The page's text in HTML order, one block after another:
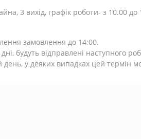
3 вихід, графік роботи- з 10.00 до
замовлення до 14:00.
будуть відправлені наступного
у деяких випадках цей термін